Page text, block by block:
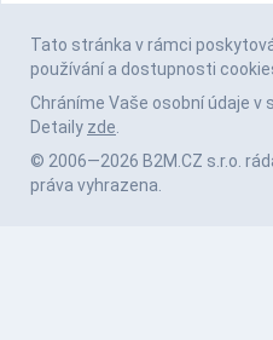
Tato stránka v rámci
používání a dostupnosti
Chráníme Vaše osobní údaje v
Detaily zde.
© 2006—2026 B2M.CZ s.r.o.
práva vyhrazena.